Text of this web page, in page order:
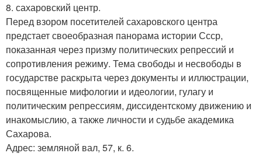
8. сахаровский центр.
Перед взором посетителей сахаровского центра
предстает своеобразная панорама истории Ссср,
показанная через призму политических репрессий и
сопротивления режиму. Тема свободы и несвободы в
государстве раскрыта через документы и иллюстрации,
посвященные мифологии и идеологии, гулагу и
политическим репрессиям, диссидентскому движению и
инакомыслию, а также личности и судьбе академика
Сахарова.
Адрес: земляной вал, 57, к. 6.